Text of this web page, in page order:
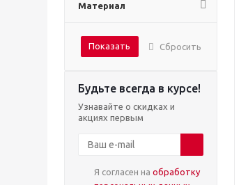
Материал
Показать Сбросить
Будьте всегда в курсе!
Узнавайте о скидках и
акциях первым
Я согласен на обработку